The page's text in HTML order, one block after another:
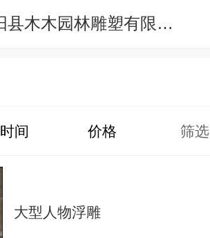
曲阳县木木园林雕塑有限公司
时间 价格 筛选
大型人物浮雕